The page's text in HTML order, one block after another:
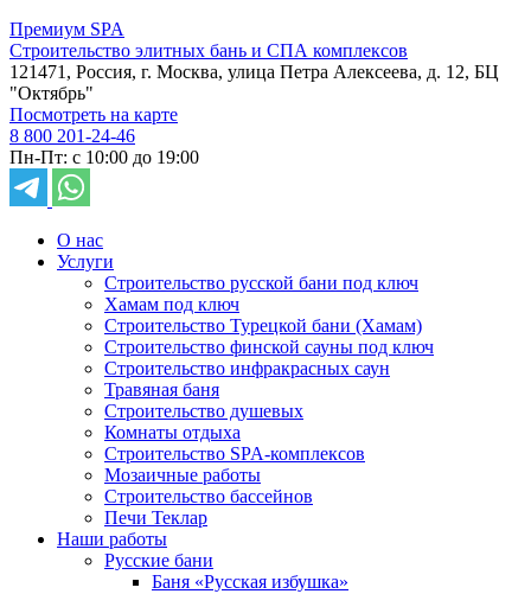
Премиум SPA
Строительство элитных бань и СПА комплексов
121471, Россия, г. Москва, улица Петра Алексеева, д. 12, БЦ
"Октябрь"
Посмотреть на карте
8 800 201-24-46
Пн-Пт: с 10:00 до 19:00
О нас
Услуги
Строительство русской бани под ключ
Хамам под ключ
Строительство Турецкой бани (Хамам)
Строительство финской сауны под ключ
Строительство инфракрасных саун
Травяная баня
Строительство душевых
Комнаты отдыха
Строительство SPA-комплексов
Мозаичные работы
Строительство бассейнов
Печи Теклар
Наши работы
Русские бани
Баня «Русская избушка»